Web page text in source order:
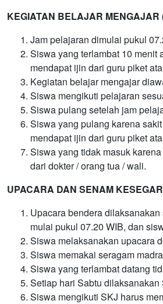
KEGIATAN BELAJAR MENGAJAR
Jam pelajaran dimulai pukul
Siswa yang terlambat 10 menit
mendapat ijin dari guru piket
Kegiatan belajar mengajar
Siswa mengikuti pelajaran
Siswa pulang setelah jam
Siswa yang pulang karena
mendapat ijin dari guru piket
Siswa yang tidak masuk
dari dokter / orang tua / wali.
UPACARA DAN SENAM
Upacara bendera
mulai pukul 07.20 WIB, dan
Siswa melaksanakan upacara
Siswa memakai seragam
Siswa yang terlambat datang
Setiap hari Sabtu dilaksanakan
Siswa mengikuti SKJ harus